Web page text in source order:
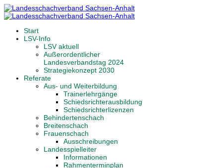
Start
LSV-Info
LSV aktuell
Außerordentlicher
Landesverbandstag 2024
Strategiekonzept 2030
Referate
Aus- und Weiterbildung
Trainerlehrgänge
Schiedsrichterausbildung
Schiedsrichterlizenzen
Behindertenschach
Breitenschach
Frauenschach
Ausschreibungen
Landesspielleiter
Informationen
Rahmenterminplan